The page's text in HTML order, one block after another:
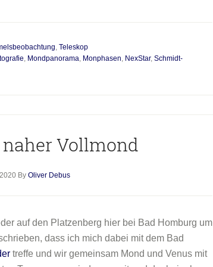
Teleskop
Mondpanorama Monphasen NexStar, Schmidt-
Vollmond
By Oliver Debus
auf den Platzenberg hier bei Bad Homburg um
dass ich mich dabei mit dem Bad
treffe und wir gemeinsam Mond und Venus mit